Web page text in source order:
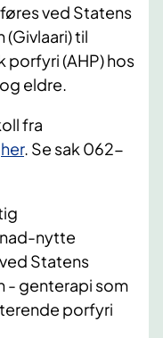
ved Statens
(Givlaari) til
porfyri (AHP) hos
eldre.
fra
her. Se sak 062-
nytte
Statens
- genterapi som
porfyri